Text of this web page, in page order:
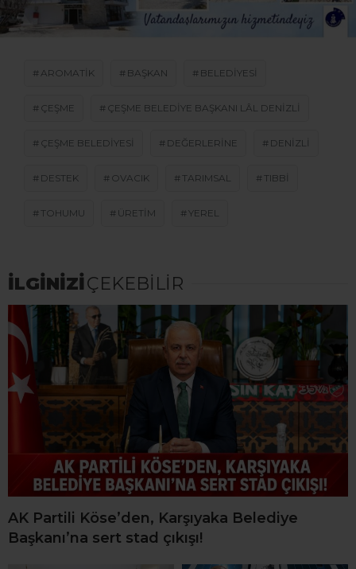
AROMATIK BAŞKAN BELEDIYESI
ÇEŞME ÇEŞME BELEDIYE BAŞKANI LÂL DENIZLI
ÇEŞME BELEDIYESI DEĞERLERINE DENIZLI
DESTEK OVACIK TARIMSAL TIBBI
TOHUMU ÜRETIM YEREL
İLGİNİZİÇEKEBİLİR
AK Partili Köse’den, Karşıyaka Belediye
Başkanı’na sert stad çıkışı!